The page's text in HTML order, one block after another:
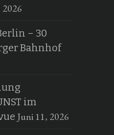
2026
– 30
Bahnhof
im
Juni 11, 2026